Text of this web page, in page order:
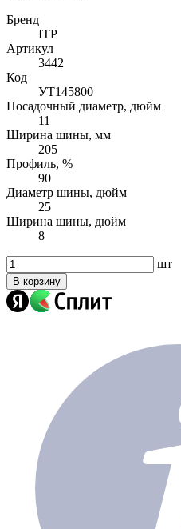
Бренд
ITP
Артикул
3442
Код
УТ145800
Посадочный диаметр, дюйм
11
Ширина шины, мм
205
Профиль, %
90
Диаметр шины, дюйм
25
Ширина шины, дюйм
8
шт
В корзину